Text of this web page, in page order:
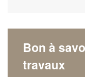
Bon à
travaux